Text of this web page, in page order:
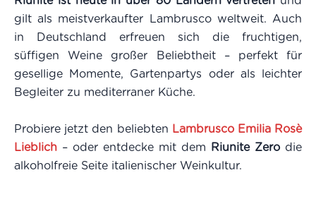
gilt als meistverkaufter Lambrusco weltweit. Auch
in Deutschland erfreuen sich die fruchtigen,
süffigen Weine großer Beliebtheit – perfekt für
gesellige Momente, Gartenpartys oder als leichter
Begleiter zu mediterraner Küche.
Probiere jetzt den beliebten Lambrusco Emilia Rosè
Lieblich – oder entdecke mit dem Riunite Zero die
alkoholfreie Seite italienischer Weinkultur.